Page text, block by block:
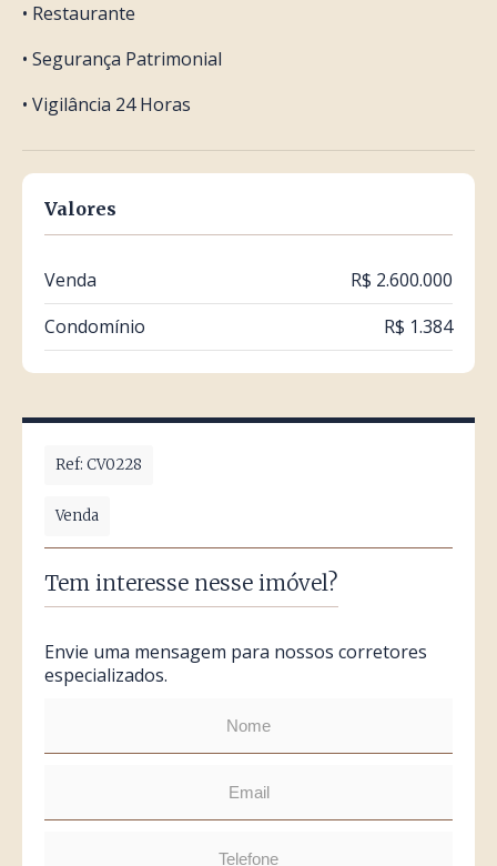
• Restaurante
• Segurança Patrimonial
• Vigilância 24 Horas
Valores
Venda
R$ 2.600.000
Condomínio
R$ 1.384
Ref: CV0228
Venda
Tem interesse nesse imóvel?
Envie uma mensagem para nossos corretores
especializados.